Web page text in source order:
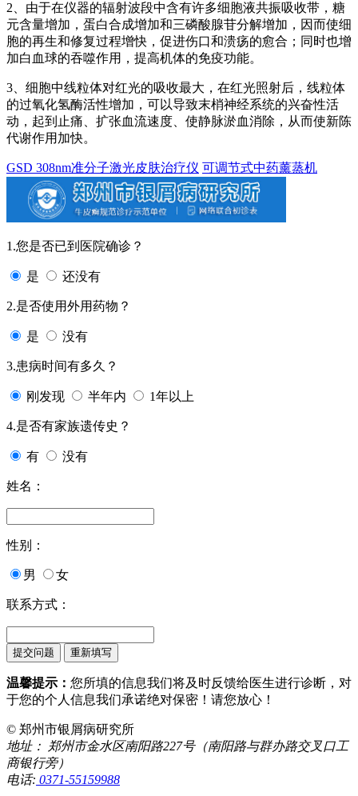
2、由于在仪器的辐射波段中含有许多细胞液共振吸收带，糖
元含量增加，蛋白合成增加和三磷酸腺苷分解增加，因而使细
胞的再生和修复过程增快，促进伤口和溃疡的愈合；同时也增
加白血球的吞噬作用，提高机体的免疫功能。
3、细胞中线粒体对红光的吸收最大，在红光照射后，线粒体
的过氧化氢酶活性增加，可以导致末梢神经系统的兴奋性活
动，起到止痛、扩张血流速度、使静脉淤血消除，从而使新陈
代谢作用加快。
GSD 308nm准分子激光皮肤治疗仪 可调节式中药薰蒸机
1.您是否已到医院确诊？
是 还没有
2.是否使用外用药物？
是 没有
3.患病时间有多久？
刚发现 半年内 1年以上
4.是否有家族遗传史？
有 没有
姓名：
性别：
男 女
联系方式：
温馨提示： 您所填的信息我们将及时反馈给医生进行诊断，对
于您的个人信息我们承诺绝对保密！请您放心！
© 郑州市银屑病研究所
地址： 郑州市金水区南阳路227号（南阳路与群办路交叉口工
商银行旁）
电话: 0371-55159988